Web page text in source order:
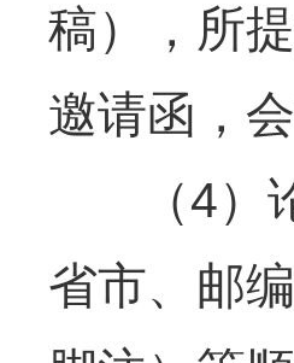
稿），所
邀请函，
（4）论
省市、邮